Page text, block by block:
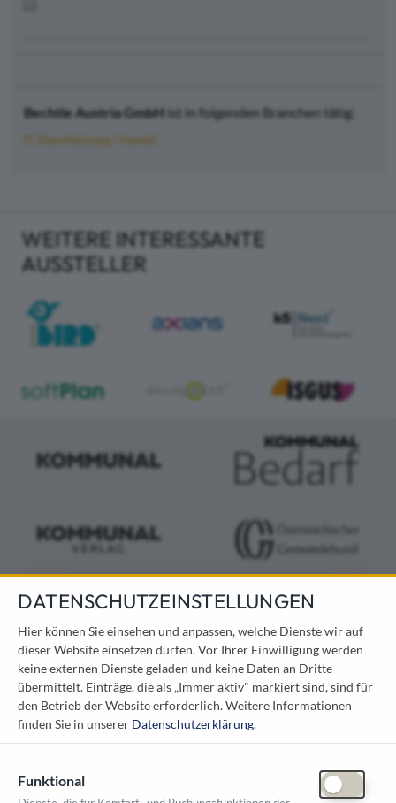
Bechtle Austria GmbH ist in folgenden Branchen tätig:
IT Dienstleistung / Handel
WEITERE INTERESSANTE
AUSSTELLER
KONTAKT
Österreichischer Kommunal-Verlag GmbH
Löwelstraße 6 / 2. Stock
1010 Wien
messe@kommunal.at
DATENSCHUTZEINSTELLUNGEN
Hier können Sie einsehen und anpassen, welche Dienste wir auf
dieser Website einsetzen dürfen. Vor Ihrer Einwilligung werden
keine externen Dienste geladen und keine Daten an Dritte
übermittelt. Einträge, die als „Immer aktiv" markiert sind, sind für
den Betrieb der Website erforderlich.Weitere Informationen
finden Sie in unserer Datenschutzerklärung.
Funktional